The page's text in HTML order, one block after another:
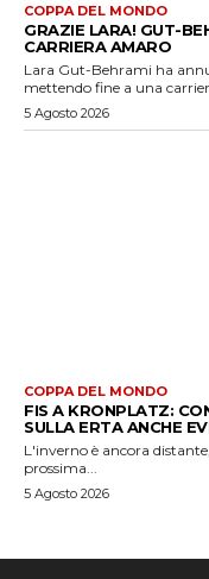
COPPA DEL MONDO
GRAZIE LARA! GUT-
CARRIERA AMARO
Lara Gut-Behrami ha
mettendo fine a una
5 Agosto 2026
COPPA DEL MONDO
FIS A KRONPLATZ:
SULLA ERTA ANCHE
L'inverno è ancora
prossima...
5 Agosto 2026